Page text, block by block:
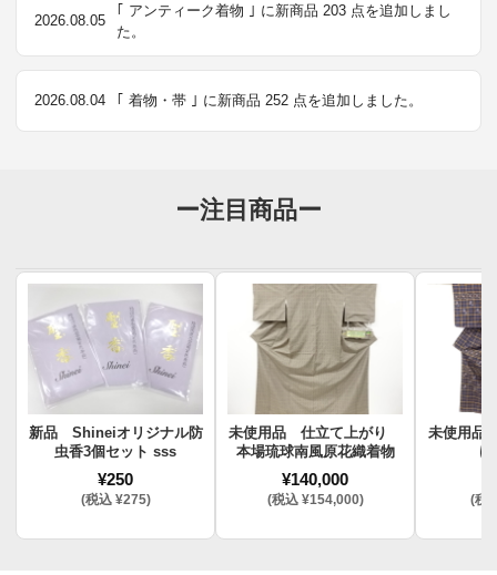
2026.08.05
｢ アンティーク着物 ｣ に新商品 203 点を追加しまし
た。
2026.08.04 ｢ 着物・帯 ｣ に新商品 252 点を追加しました。
ー注目商品ー
新品 Shineiオリジナル防
虫香3個セット sss
¥250
(税込 ¥275)
未使用品 仕立て上がり
本場琉球南風原花織着物
¥140,000
(税込 ¥154,000)
未使用品
(税